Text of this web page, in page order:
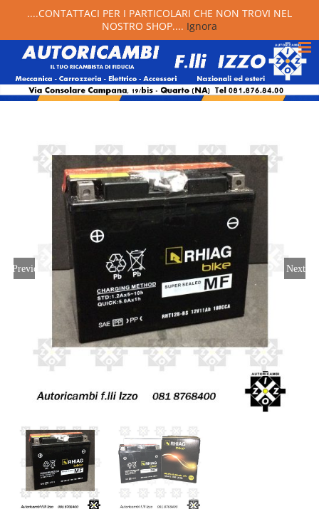
Previous Next
....CONTATTACI PER I PARTICOLARI CHE NON TROVI NEL
NOSTRO SHOP.... Ignora